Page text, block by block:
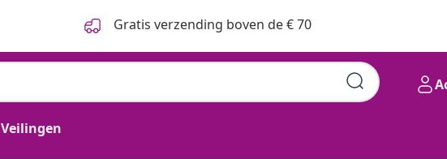
Gratis verzending boven de € 70
Veilingen